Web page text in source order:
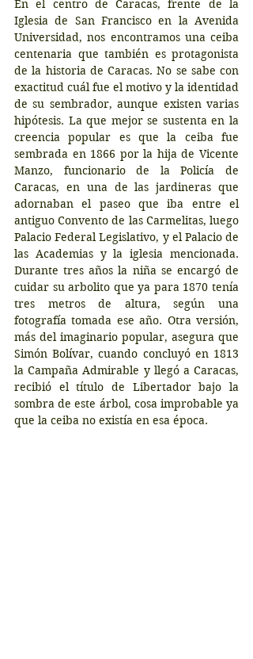
En el centro de Caracas, frente de la
Iglesia de San Francisco en la Avenida
Universidad, nos encontramos una ceiba
centenaria que también es protagonista
de la historia de Caracas. No se sabe con
exactitud cuál fue el motivo y la identidad
de su sembrador, aunque existen varias
hipótesis. La que mejor se sustenta en la
creencia popular es que la ceiba fue
sembrada en 1866 por la hija de Vicente
Manzo, funcionario de la Policía de
Caracas, en una de las jardineras que
adornaban el paseo que iba entre el
antiguo Convento de las Carmelitas, luego
Palacio Federal Legislativo, y el Palacio de
las Academias y la iglesia mencionada.
Durante tres años la niña se encargó de
cuidar su arbolito que ya para 1870 tenía
tres metros de altura, según una
fotografía tomada ese año. Otra versión,
más del imaginario popular, asegura que
Simón Bolívar, cuando concluyó en 1813
la Campaña Admirable y llegó a Caracas,
recibió el título de Libertador bajo la
sombra de este árbol, cosa improbable ya
que la ceiba no existía en esa época.